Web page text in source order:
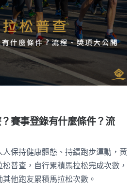
賽事登錄有什麼條件？流
保持健康體態、持續跑步運動，黃
普查，自行累積馬拉松完成次數，
他跑友累積馬拉松次數。